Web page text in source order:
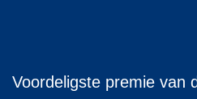
Voordeligste premie van